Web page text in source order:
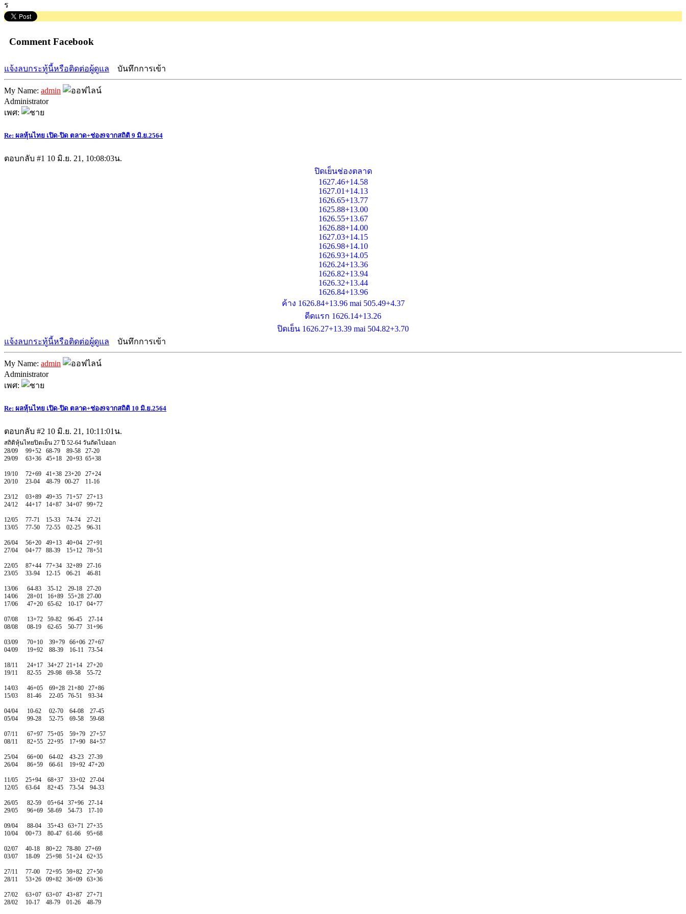
ร
Comment Facebook
แจ้งลบกระทู้นี้หรือติดต่อผู้ดูแล บันทึกการเข้า
My Name: admin
Administrator
เพศ:
Re: ผลหุ้นไทย เปิด-ปิด ตลาด+ช่อง9จากสถิติ 9 มิ.ย.2564
ตอบกลับ #1 10 มิ.ย. 21, 10:08:03น.
ปิดเย็นช่องตลาด
1627.46+14.58
1627.01+14.13
1626.65+13.77
1625.88+13.00
1626.55+13.67
1626.88+14.00
1627.03+14.15
1626.98+14.10
1626.93+14.05
1626.24+13.36
1626.82+13.94
1626.32+13.44
1626.84+13.96
ค้าง 1626.84+13.96 mai 505.49+4.37
ดีดแรก 1626.14+13.26
ปิดเย็น 1626.27+13.39 mai 504.82+3.70
แจ้งลบกระทู้นี้หรือติดต่อผู้ดูแล
บันทึกการเข้า
My Name: admin
Administrator
เพศ:
Re: ผลหุ้นไทย เปิด-ปิด ตลาด+ช่อง9จากสถิติ 10 มิ.ย.2564
ตอบกลับ #2 10 มิ.ย. 21, 10:11:01น.
สถิติหุ้นไทยปิดเย็น 27 ปี 52-64 วันถัดไปออก
28/09 99+52 68-79 89-58 27-20
29/09 63+36 45+18 20+93 65+38
19/10 72+69 41+38 23+20 27+24
20/10 23-04 48-79 00-27 11-16
23/12 03+89 49+35 71+57 27+13
24/12 44+17 14+87 34+07 99+72
12/05 77-71 15-33 74-74 27-21
13/05 77-50 72-55 02-25 96-31
26/04 56+20 49+13 40+04 27+91
27/04 04+77 88-39 15+12 78+51
22/05 87+44 77+34 32+89 27-16
23/05 33-94 12-15 06-21 46-81
13/06 64-83 35-12 29-18 27-20
14/06 28+01 16+89 55+28 27-00
17/06 47+20 65-62 10-17 04+77
07/08 13+72 59-82 96-45 27-14
08/08 08-19 62-65 50-77 31+96
03/09 70+10 39+79 66+06 27+67
04/09 19+92 88-39 16-11 73-54
18/11 24+17 34+27 21+14 27+20
19/11 82-55 29-98 69-58 55-72
14/03 46+05 69+28 21+80 27+86
15/03 81-46 22-05 76-51 93-34
04/04 10-62 02-70 64-08 27-45
05/04 99-28 52-75 69-58 59-68
07/11 67+97 75+05 59+79 27+57
08/11 82+55 22+95 17+90 84+57
25/04 66+00 64-02 43-23 27-39
26/04 86+59 66-61 19+92 47+20
11/05 25+94 68+37 33+02 27-04
12/05 63-64 82+45 73-54 94-33
26/05 82-59 05+64 37+96 27-14
29/05 96+69 58-69 54-73 17-10
09/04 88-04 35+43 63+71 27+35
10/04 00+73 80-47 61-66 95+68
02/07 40-18 80+22 78-80 27+69
03/07 18-09 25+98 51+24 62+35
27/11 77-00 72+95 59+82 27+50
28/11 53+26 09+82 36+09 63+36
27/02 63+07 63+07 43+87 27+71
28/02 10-17 48-79 01-26 48-79